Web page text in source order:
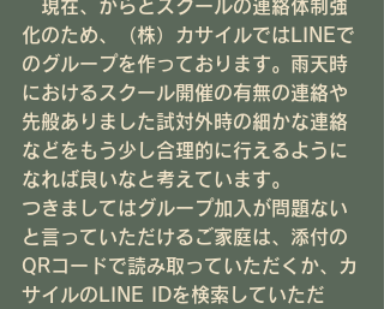
現在、からとスクールの連絡体制強
化のため、（株）カサイルではLINEで
のグループを作っております。雨天時
におけるスクール開催の有無の連絡や
先般ありました試対外時の細かな連絡
などをもう少し合理的に行えるように
なれば良いなと考えています。
つきましてはグループ加入が問題ない
と言っていただけるご家庭は、添付の
QRコードで読み取っていただくか、カ
サイルのLINE IDを検索していただ